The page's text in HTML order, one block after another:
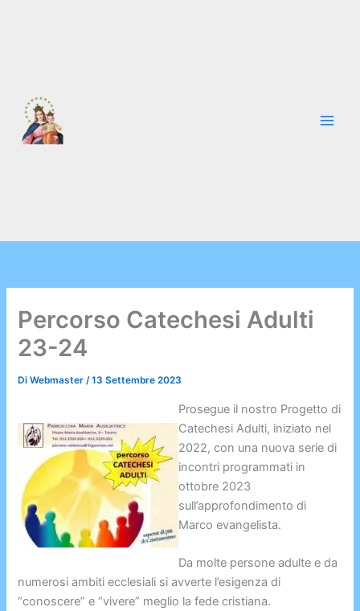
Percorso Catechesi Adulti
23-24
DiWebmaster/13 Settembre 2023
Prosegue il nostro Progetto di
Catechesi Adulti, iniziato nel
2022, con una nuova serie di
incontri programmati in
ottobre 2023
sull’approfondimento di
Marco evangelista.
Da molte persone adulte e da
numerosi ambiti ecclesiali si avverte l’esigenza di
“conoscere” e “vivere” meglio la fede cristiana.